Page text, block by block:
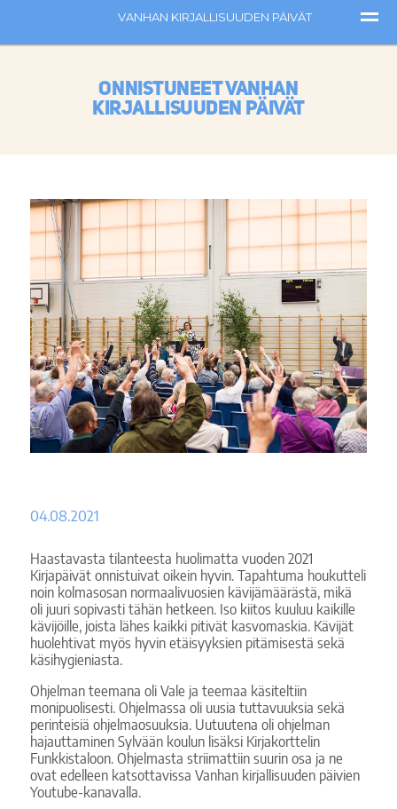
Onnistuneet Vanhan
kirjallisuuden päivät
04.08.2021
Haastavasta tilanteesta huolimatta vuoden 2021
Kirjapäivät onnistuivat oikein hyvin. Tapahtuma houkutteli
noin kolmasosan normaalivuosien kävijämäärästä, mikä
oli juuri sopivasti tähän hetkeen. Iso kiitos kuuluu kaikille
kävijöille, joista lähes kaikki pitivät kasvomaskia. Kävijät
huolehtivat myös hyvin etäisyyksien pitämisestä sekä
käsihygieniasta.
Ohjelman teemana oli Vale ja teemaa käsiteltiin
monipuolisesti. Ohjelmassa oli uusia tuttavuuksia sekä
perinteisiä ohjelmaosuuksia. Uutuutena oli ohjelman
hajauttaminen Sylvään koulun lisäksi Kirjakorttelin
Funkkistaloon. Ohjelmasta striimattiin suurin osa ja ne
ovat edelleen katsottavissa Vanhan kirjallisuuden päivien
Youtube-kanavalla.